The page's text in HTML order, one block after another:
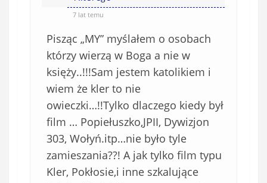
7 lat temu
Pisząc „MY” myślałem o osobach
którzy wierzą w Boga a nie w
księży..!!!Sam jestem katolikiem i
wiem że kler to nie
owieczki…!!Tylko dlaczego kiedy był
film … Popiełuszko,JPII, Dywizjon
303, Wołyń.itp…nie było tyle
zamieszania??! A jak tylko film typu
Kler, Pokłosie,i inne szkalujące